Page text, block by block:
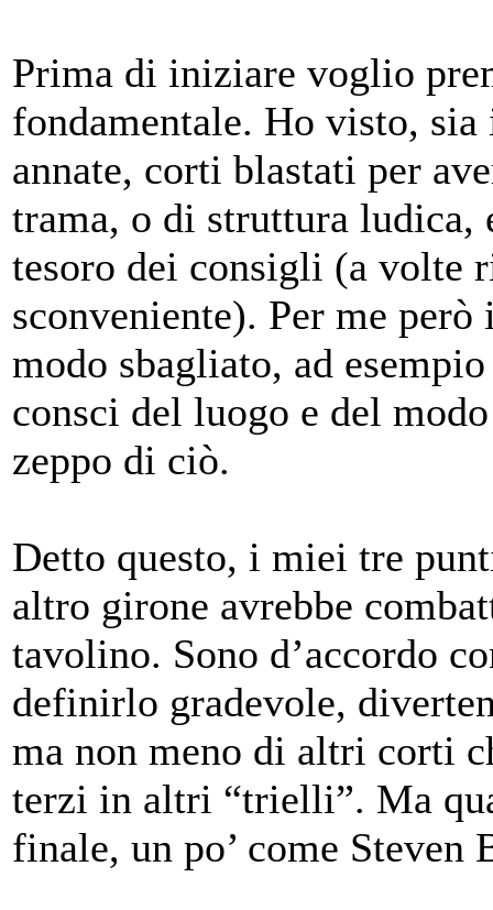
Prima di iniziare voglio
fondamentale. Ho visto,
annate, corti blastati per
trama, o di struttura
tesoro dei consigli (a volte
sconveniente). Per me
modo sbagliato, ad
consci del luogo e del
zeppo di ciò.
Detto questo, i miei tre
altro girone avrebbe
tavolino. Sono d’accordo
definirlo gradevole,
ma non meno di altri corti
terzi in altri “trielli”. Ma
finale, un po’ come Steven